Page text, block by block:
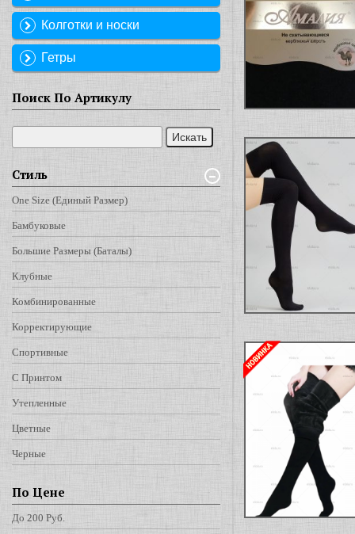
Колготки и носки
Гетры
Поиск По Артикулу
Стиль
One Size (единый Размер)
Бамбуковые
Большие Размеры (баталы)
Клубные
Комбинированные
Корректирующие
Спортивные
С Принтом
Утепленные
Цветные
Черные
По Цене
До 200 Руб.